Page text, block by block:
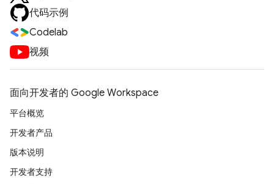
代码示例
Codelab
视频
面向开发者的 Google Workspace
平台概览
开发者产品
版本说明
开发者支持